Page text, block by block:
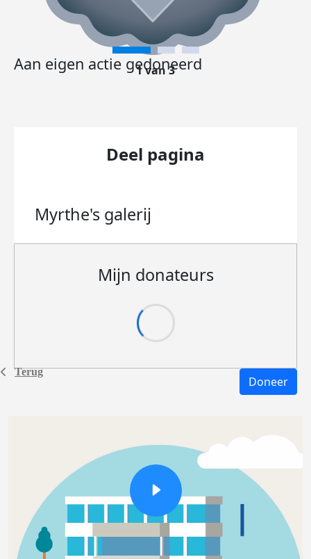
Terug
Aan eigen actie gedoneerd
1 van 3
Deel pagina
Myrthe's galerij
Mijn donateurs
Doneer